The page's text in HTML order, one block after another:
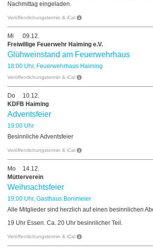
Nachmittag eingeladen.
Veröffentlichungstermin & iCal
Mi
09.12.
Freiwillige Feuerwehr Haiming e.V.
Glühweinstand am Feuerwehrhaus
18:00 Uhr, Feuerwehrhaus Haiming
Veröffentlichungstermin & iCal
Do
10.12.
KDFB Haiming
Adventsfeier
19:00 Uhr
Besinnliche Adventsfeier
Veröffentlichungstermin & iCal
Mo
14.12.
Mütterverein
Weihnachtsfeier
19:00 Uhr, Gasthaus Bonimeier
Alle Mitglieder sind herzlich auf einen besinnlichen
19 Uhr Essen. Ca. 20 Uhr besinnlicher Teil.
Veröffentlichungstermin & iCal